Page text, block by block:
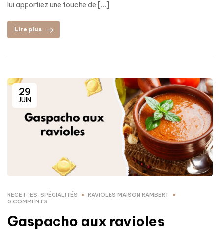
lui apportiez une touche de […]
Lire plus
29
JUIN
RECETTES, SPÉCIALITÉS
RAVIOLES MAISON RAMBERT
0 COMMENTS
Gaspacho aux ravioles